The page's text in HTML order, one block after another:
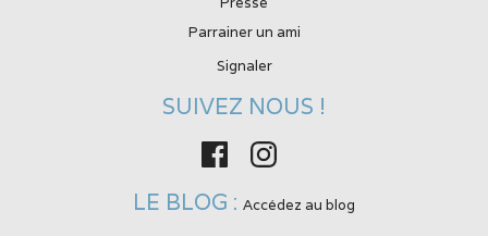
Parrainer un ami
Signaler
SUIVEZ NOUS !
FacebookInstagram
LE BLOG : Accédez au blog